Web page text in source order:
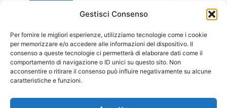
Gestisci Consenso
Per fornire le migliori esperienze, utilizziamo tecnologie come i cookie
per memorizzare e/o accedere alle informazioni del dispositivo. Il
consenso a queste tecnologie ci permetterà di elaborare dati come il
comportamento di navigazione o ID unici su questo sito. Non
acconsentire o ritirare il consenso può influire negativamente su alcune
caratteristiche e funzioni.